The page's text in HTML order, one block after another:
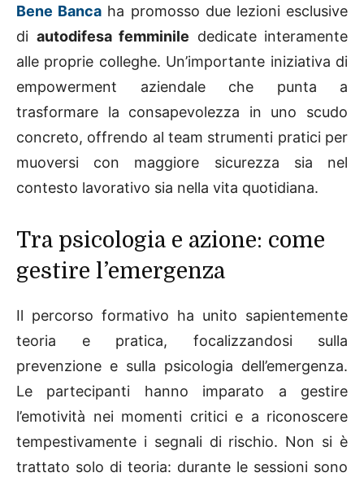
Bene Banca ha promosso due lezioni esclusive
di autodifesa femminile dedicate interamente
alle proprie colleghe. Un’importante iniziativa di
empowerment aziendale che punta a
trasformare la consapevolezza in uno scudo
concreto, offrendo al team strumenti pratici per
muoversi con maggiore sicurezza sia nel
contesto lavorativo sia nella vita quotidiana.
Tra psicologia e azione: come
gestire l’emergenza
Il percorso formativo ha unito sapientemente
teoria e pratica, focalizzandosi sulla
prevenzione e sulla psicologia dell’emergenza.
Le partecipanti hanno imparato a gestire
l’emotività nei momenti critici e a riconoscere
tempestivamente i segnali di rischio. Non si è
trattato solo di teoria: durante le sessioni sono